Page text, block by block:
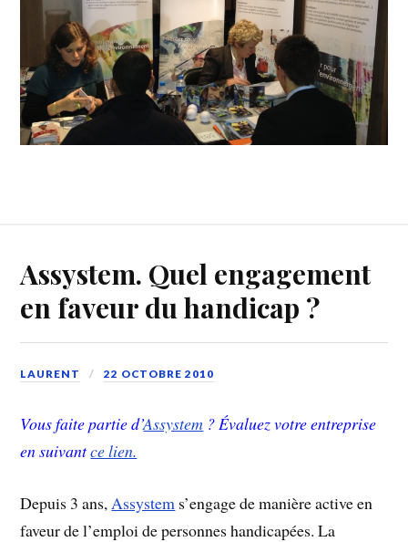
Assystem. Quel engagement
en faveur du handicap ?
LAURENT 22 OCTOBRE 2010
Vous faite partie d’Assystem ? Évaluez votre entreprise
en suivantce lien.
Depuis 3 ans, Assystem s’engage de manière active en
faveur de l’emploi de personnes handicapées. La